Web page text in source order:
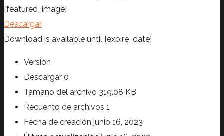
[featured_image]
Descargar
Download is available until [expire_date]
Versión
Descargar 0
Tamaño del archivo 319.08 KB
Recuento de archivos 1
Fecha de creación junio 16, 2023